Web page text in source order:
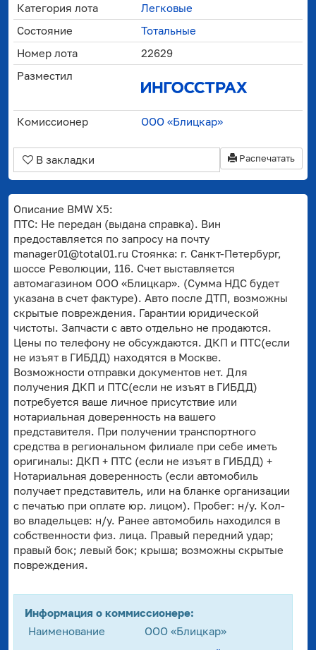
Категория лота
Легковые
Состояние
Тотальные
Номер лота
22629
Разместил
Комиссионер ООО «Блицкар»
Распечатать
В закладки
Описание BMW X5:
ПТС: Не передан (выдана справка). Вин
предоставляется по запросу на почту
manager01@total01.ru Стоянка: г. Санкт-Петербург,
шоссе Революции, 116. Счет выставляется
автомагазином ООО «Блицкар». (Сумма НДС будет
указана в счет фактуре). Авто после ДТП, возможны
скрытые повреждения. Гарантии юридической
чистоты. Запчасти с авто отдельно не продаются.
Цены по телефону не обсуждаются. ДКП и ПТС(если
не изъят в ГИБДД) находятся в Москве.
Возможности отправки документов нет. Для
получения ДКП и ПТС(если не изъят в ГИБДД)
потребуется ваше личное присутствие или
нотариальная доверенность на вашего
представителя. При получении транспортного
средства в региональном филиале при себе иметь
оригиналы: ДКП + ПТС (если не изъят в ГИБДД) +
Нотариальная доверенность (если автомобиль
получает представитель, или на бланке организации
с печатью при оплате юр. лицом). Пробег: н/у. Кол-
во владельцев: н/у. Ранее автомобиль находился в
собственности физ. лица. Правый передний удар;
правый бок; левый бок; крыша; возможны скрытые
повреждения.
Информация о коммиссионере:
Наименование
ООО «Блицкар»